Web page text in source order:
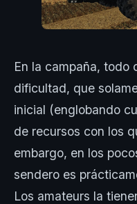
En la campaña, todo
dificultad, que
inicial (englobando
de recursos con los
embargo, en los
sendero es
Los amateurs la